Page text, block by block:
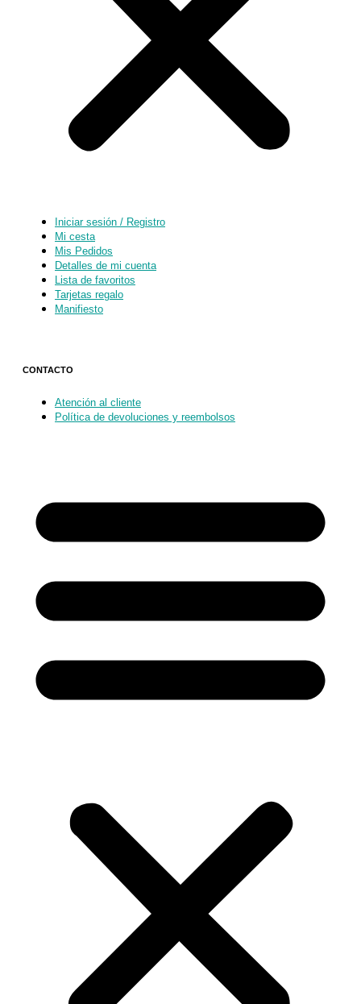
Iniciar sesión / Registro
Mi cesta
Mis Pedidos
Detalles de mi cuenta
Lista de favoritos
Tarjetas regalo
Manifiesto
CONTACTO
Atención al cliente
Política de devoluciones y reembolsos